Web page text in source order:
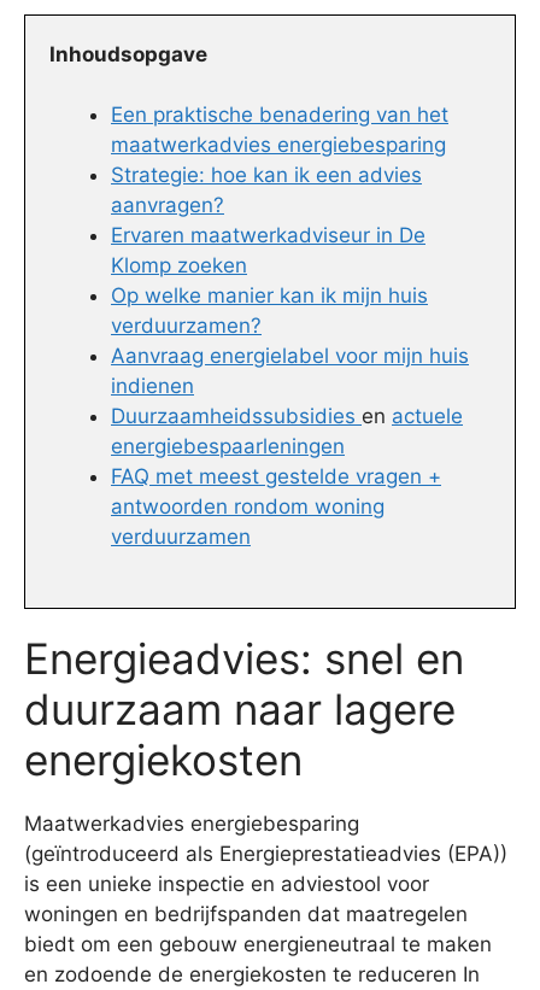
Inhoudsopgave
Een praktische benadering van het
maatwerkadvies energiebesparing
Strategie: hoe kan ik een advies
aanvragen?
Ervaren maatwerkadviseur in De
Klomp zoeken
Op welke manier kan ik mijn huis
verduurzamen?
Aanvraag energielabel voor mijn huis
indienen
Duurzaamheidssubsidies en actuele
energiebespaarleningen
FAQ met meest gestelde vragen +
antwoorden rondom woning
verduurzamen
Energieadvies: snel en
duurzaam naar lagere
energiekosten
Maatwerkadvies energiebesparing
(geïntroduceerd als Energieprestatieadvies (EPA))
is een unieke inspectie en adviestool voor
woningen en bedrijfspanden dat maatregelen
biedt om een gebouw energieneutraal te maken
en zodoende de energiekosten te reduceren In